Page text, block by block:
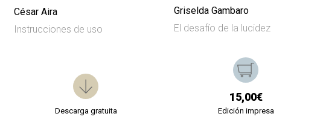
César Aira
Instrucciones de uso
Descarga gratuita
Griselda Gambaro
El desafío de la lucidez
15,00€
Edición impresa